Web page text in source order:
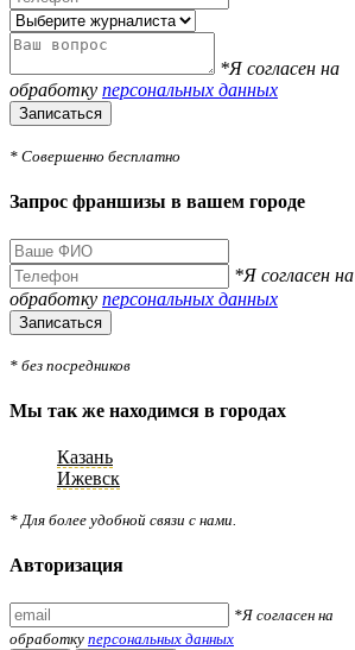
*Я согласен на
обработку персональных данных
Записаться
* Совершенно бесплатно
Запрос франшизы в вашем городе
*Я согласен на
обработку персональных данных
Записаться
* без посредников
Мы так же находимся в городах
Казань
Ижевск
* Для более удобной связи с нами.
Авторизация
*Я согласен на
обработку персональных данных